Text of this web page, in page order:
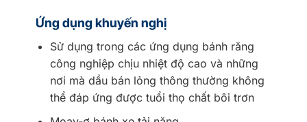
Ứng dụng khuyến nghị
Sử dụng trong các ứng dụng bánh răng
công nghiệp chịu nhiệt độ cao và những
nơi mà dầu bán lỏng thông thường không
thể đáp ứng được tuổi thọ chất bôi trơn